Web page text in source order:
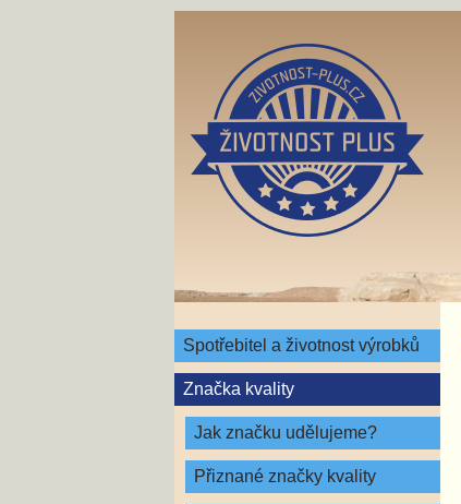
Spotřebitel a životnost výrobků
Značka kvality
Jak značku udělujeme?
Přiznané značky kvality